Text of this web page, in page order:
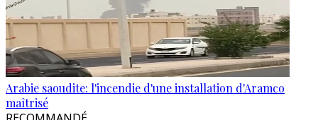
Arabie saoudite: l'incendie d'une installation d'Aramco
maîtrisé